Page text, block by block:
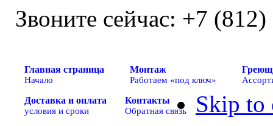
Звоните сейчас: +7 (812)
Главная страница
Начало
Монтаж
Работаем «под ключ»
Доставка и оплата
условия и сроки
Контакты
Обратная связь Skip to